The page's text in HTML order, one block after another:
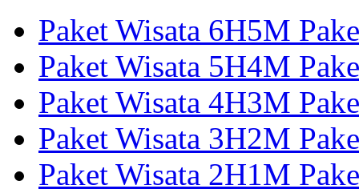
Paket Wisata 6H5M
Paket Wisata 5H4M
Paket Wisata 4H3M
Paket Wisata 3H2M
Paket Wisata 2H1M